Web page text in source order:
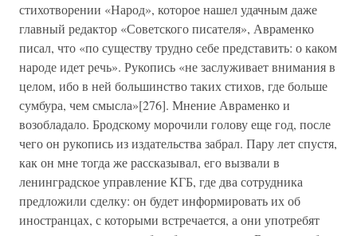
стихотворении «Народ», которое нашел удачным даже
главный редактор «Советского писателя», Авраменко
писал, что «по существу трудно себе представить: о каком
народе идет речь». Рукопись «не заслуживает внимания в
целом, ибо в ней большинство таких стихов, где больше
сумбура, чем смысла»[276]. Мнение Авраменко и
возобладало. Бродскому морочили голову еще год, после
чего он рукопись из издательства забрал. Пару лет спустя,
как он мне тогда же рассказывал, его вызвали в
ленинградское управление КГБ, где два сотрудника
предложили сделку: он будет информировать их об
иностранцах, с которыми встречается, а они употребят